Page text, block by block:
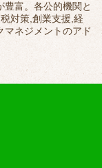
富。各公的機関と
対策,創業支援,経
マネジメントのアド